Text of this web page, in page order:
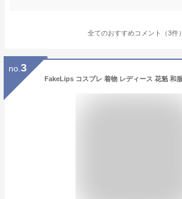
全てのおすすめコメント（3件）
no. 3